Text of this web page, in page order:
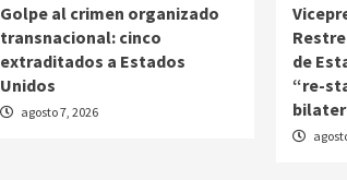
Golpe al crimen organizado
transnacional: cinco
extraditados a Estados
Unidos
agosto 7, 2026
de
“re-